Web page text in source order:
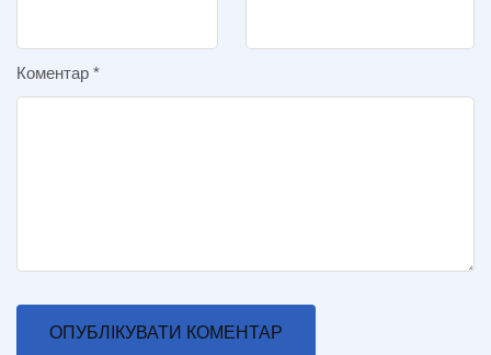
Коментар *